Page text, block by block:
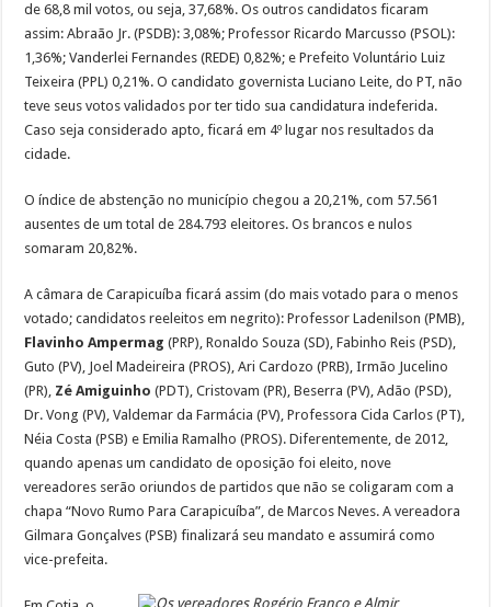
de 68,8 mil votos, ou seja, 37,68%. Os outros candidatos ficaram
assim: Abraão Jr. (PSDB): 3,08%; Professor Ricardo Marcusso (PSOL):
1,36%; Vanderlei Fernandes (REDE) 0,82%; e Prefeito Voluntário Luiz
Teixeira (PPL) 0,21%. O candidato governista Luciano Leite, do PT, não
teve seus votos validados por ter tido sua candidatura indeferida.
Caso seja considerado apto, ficará em 4º lugar nos resultados da
cidade.
O índice de abstenção no município chegou a 20,21%, com 57.561
ausentes de um total de 284.793 eleitores. Os brancos e nulos
somaram 20,82%.
A câmara de Carapicuíba ficará assim (do mais votado para o menos
votado; candidatos reeleitos em negrito): Professor Ladenilson (PMB),
Flavinho Ampermag (PRP), Ronaldo Souza (SD), Fabinho Reis (PSD),
Guto (PV), Joel Madeireira (PROS), Ari Cardozo (PRB), Irmão Jucelino
(PR), Zé Amiguinho (PDT), Cristovam (PR), Beserra (PV), Adão (PSD),
Dr. Vong (PV), Valdemar da Farmácia (PV), Professora Cida Carlos (PT),
Néia Costa (PSB) e Emilia Ramalho (PROS). Diferentemente, de 2012,
quando apenas um candidato de oposição foi eleito, nove
vereadores serão oriundos de partidos que não se coligaram com a
chapa “Novo Rumo Para Carapicuíba”, de Marcos Neves. A vereadora
Gilmara Gonçalves (PSB) finalizará seu mandato e assumirá como
vice-prefeita.